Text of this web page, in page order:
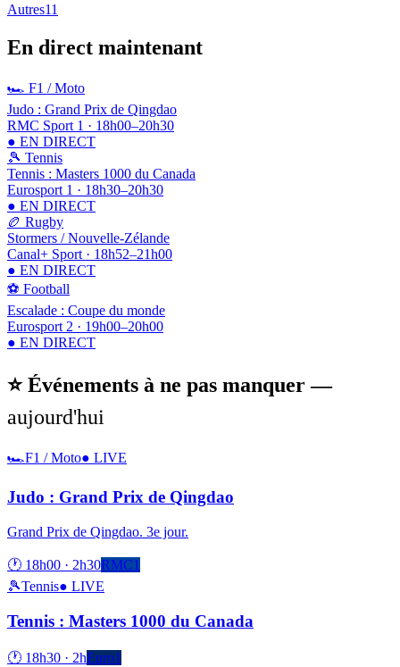
Autres11
En direct maintenant
🏎️ F1 / Moto
Judo : Grand Prix de Qingdao
RMC Sport 1 · 18h00–20h30
● EN DIRECT
🎾 Tennis
Tennis : Masters 1000 du Canada
Eurosport 1 · 18h30–20h30
● EN DIRECT
🏉 Rugby
Stormers / Nouvelle-Zélande
Canal+ Sport · 18h52–21h00
● EN DIRECT
⚽ Football
Escalade : Coupe du monde
Eurosport 2 · 19h00–20h00
● EN DIRECT
⭐ Événements à ne pas manquer —
aujourd'hui
🏎️F1 / Moto● LIVE
Judo : Grand Prix de Qingdao
Grand Prix de Qingdao. 3e jour.
🕐 18h00 · 2h30RMC1
🎾Tennis● LIVE
Tennis : Masters 1000 du Canada
🕐 18h30 · 2hEuro1